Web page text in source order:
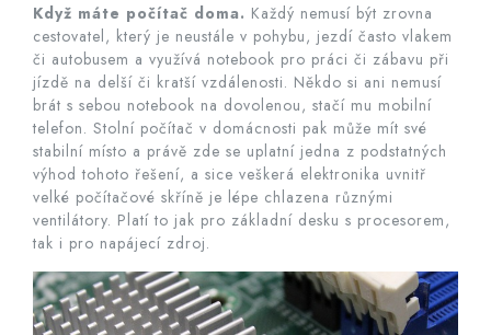
Když máte počítač doma. Každý nemusí být zrovna
cestovatel, který je neustále v pohybu, jezdí často vlakem
či autobusem a využívá notebook pro práci či zábavu při
jízdě na delší či kratší vzdálenosti. Někdo si ani nemusí
brát s sebou notebook na dovolenou, stačí mu mobilní
telefon. Stolní počítač v domácnosti pak může mít své
stabilní místo a právě zde se uplatní jedna z podstatných
výhod tohoto řešení, a sice veškerá elektronika uvnitř
velké počítačové skříně je lépe chlazena různými
ventilátory. Platí to jak pro základní desku s procesorem,
tak i pro napájecí zdroj.